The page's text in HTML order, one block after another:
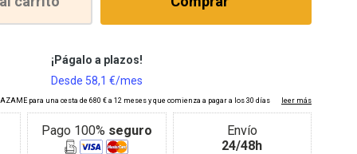
Pago 100% seguro
Envío
24/48h